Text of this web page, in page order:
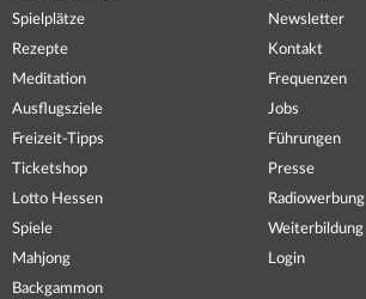
Spielplätze
Rezepte
Meditation
Ausflugsziele
Freizeit-Tipps
Ticketshop
Lotto Hessen
Spiele
Mahjong
Backgammon
Newsletter
Kontakt
Frequenzen
Jobs
Führungen
Presse
Radiowerbung
Weiterbildung
Login